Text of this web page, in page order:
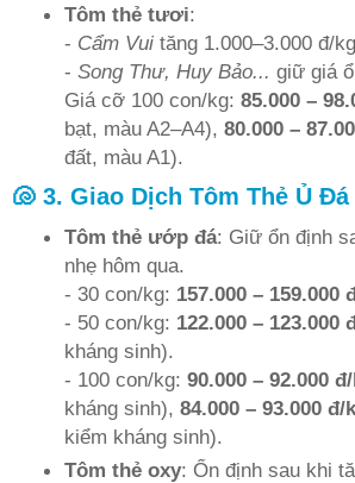
Tôm thẻ tươi:
- Cẩm Vuităng 1.000–3.000 đ/
- Song Thư, Huy Bảo... giữ giá
Giá cỡ 100 con/kg: 85.000 –
bạt, màu A2–A4), 80.000 –
đất, màu A1).
🐚 3. Giao Dịch Tôm Thẻ Ủ
Tôm thẻ ướp đá: Giữ ổn định
nhẹ hôm qua.
- 30 con/kg: 157.000 – 159.000
- 50 con/kg: 122.000 – 123.000
kháng sinh).
- 100 con/kg: 90.000 – 92.000
kháng sinh), 84.000 – 93.000 đ/
kiểm kháng sinh).
Tôm thẻ oxy: Ổn định sau khi